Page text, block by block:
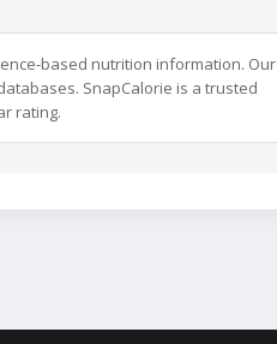
based nutrition information. Our
SnapCalorie is a trusted
rating.